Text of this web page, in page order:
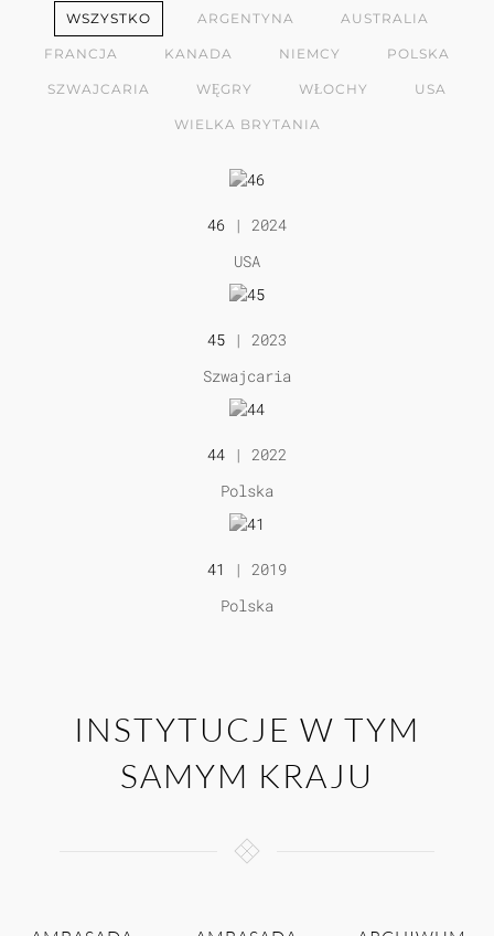
WSZYSTKO ARGENTYNA AUSTRALIA
FRANCJA KANADA NIEMCY POLSKA
SZWAJCARIA WĘGRY WŁOCHY USA
WIELKA BRYTANIA
46 | 2024
USA
45 | 2023
Szwajcaria
44 | 2022
Polska
41
| 2019
Polska
INSTYTUCJE W TYM
SAMYM KRAJU